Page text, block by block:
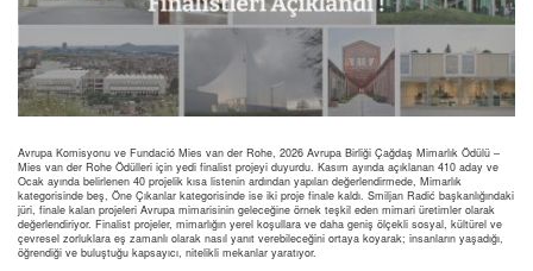
Avrupa Komisyonu ve Fundació Mies van der Rohe, 2026 Avrupa Birliği Çağdaş Mimarlık Ödülü –
Mies van der Rohe Ödülleri için yedi finalist projeyi duyurdu. Kasım ayında açıklanan 410 aday ve
Ocak ayında belirlenen 40 projelik kısa listenin ardından yapılan değerlendirmede, Mimarlık
kategorisinde beş, Öne Çıkanlar kategorisinde ise iki proje finale kaldı. Smiljan Radić başkanlığındaki
jüri, finale kalan projeleri Avrupa mimarisinin geleceğine örnek teşkil eden mimari üretimler olarak
değerlendiriyor. Finalist projeler, mimarlığın yerel koşullara ve daha geniş ölçekli sosyal, kültürel ve
çevresel zorluklara eş zamanlı olarak nasıl yanıt verebileceğini ortaya koyarak; insanların yaşadığı,
öğrendiği ve buluştuğu kapsayıcı, nitelikli mekanlar yaratıyor.